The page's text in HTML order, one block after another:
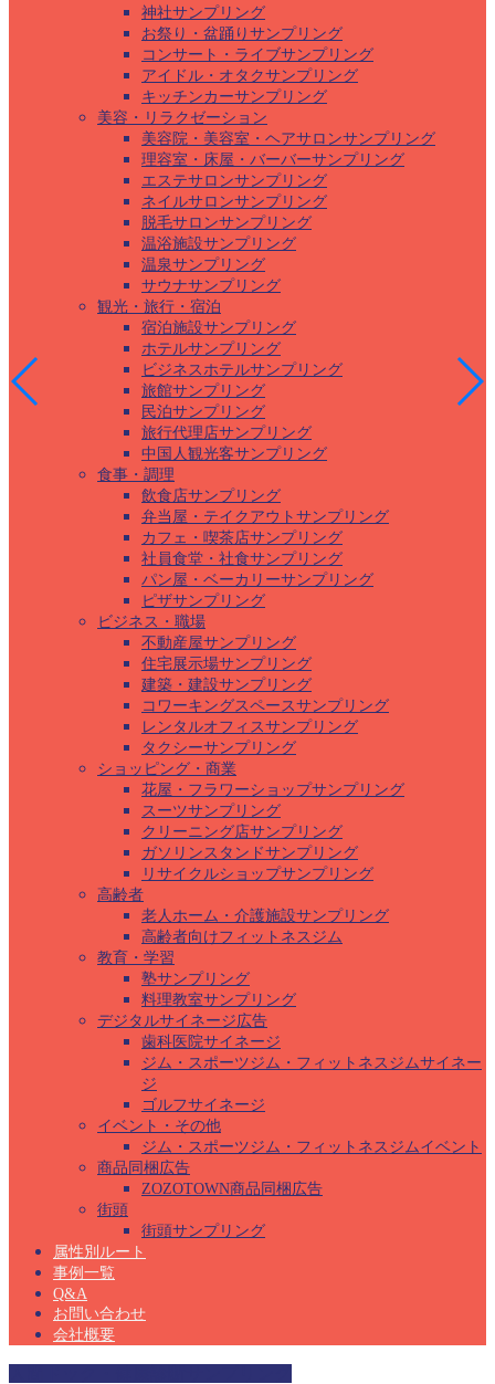
神社サンプリング
お祭り・盆踊りサンプリング
コンサート・ライブサンプリング
アイドル・オタクサンプリング
キッチンカーサンプリング
美容・リラクゼーション
美容院・美容室・ヘアサロンサンプリング
理容室・床屋・バーバーサンプリング
エステサロンサンプリング
ネイルサロンサンプリング
脱毛サロンサンプリング
温浴施設サンプリング
温泉サンプリング
サウナサンプリング
観光・旅行・宿泊
宿泊施設サンプリング
ホテルサンプリング
ビジネスホテルサンプリング
旅館サンプリング
民泊サンプリング
旅行代理店サンプリング
中国人観光客サンプリング
食事・調理
飲食店サンプリング
弁当屋・テイクアウトサンプリング
カフェ・喫茶店サンプリング
社員食堂・社食サンプリング
パン屋・ベーカリーサンプリング
ピザサンプリング
ビジネス・職場
不動産屋サンプリング
住宅展示場サンプリング
建築・建設サンプリング
コワーキングスペースサンプリング
レンタルオフィスサンプリング
タクシーサンプリング
ショッピング・商業
花屋・フラワーショップサンプリング
スーツサンプリング
クリーニング店サンプリング
ガソリンスタンドサンプリング
リサイクルショップサンプリング
高齢者
老人ホーム・介護施設サンプリング
高齢者向けフィットネスジム
教育・学習
塾サンプリング
料理教室サンプリング
デジタルサイネージ広告
歯科医院サイネージ
ジム・スポーツジム・フィットネスジムサイネー
ジ
ゴルフサイネージ
イベント・その他
ジム・スポーツジム・フィットネスジムイベント
商品同梱広告
ZOZOTOWN商品同梱広告
街頭
街頭サンプリング
属性別ルート
事例一覧
Q&A
お問い合わせ
会社概要